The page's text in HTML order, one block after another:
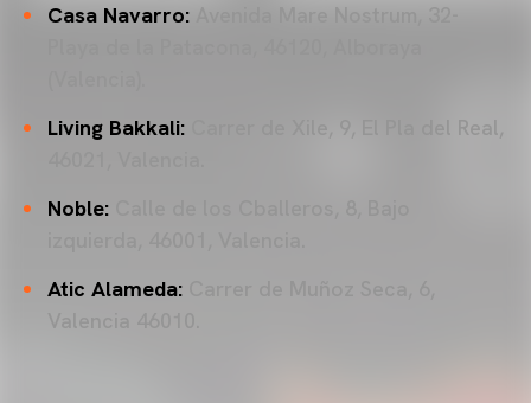
Casa Navarro:
Living Bakkali: Carrer de Xile, 9, El Pla del Real,
Noble:
Atic Alameda: